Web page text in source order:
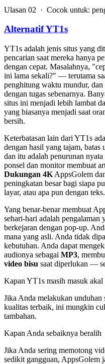
Ulasan 02 · Cocok untuk:
Alternatif YT1s
YT1s adalah jenis situs yang
pencarian saat mereka hanya
dengan cepat. Masalahnya,
ini lama sekali?" — terutama
penghitung waktu mundur,
dengan tugas sebenarnya.
situs ini menjadi lebih lambat
yang biasanya menjadi saat
bersih.
Keterbatasan lain dari YT1s
dengan hasil yang tajam, batas
dan itu adalah penurunan
ponsel dan monitor membuat
Dukungan 4K AppsGolem
peningkatan besar bagi siapa
layar, atau apa pun dengan teks.
Yang benar-benar membuat
sehari-hari adalah
berkejaran dengan pop-up.
mana yang asli. Anda tidak
kebutuhan. Anda dapat
audionya sebagai MP3,
video bisu saat diperlukan —
Kapan YT1s masih masuk akal
Jika Anda melakukan unduhan
kualitas terbaik, ini mungkin
tambahan.
Kapan Anda sebaiknya beralih
Jika Anda sering memotong
sedikit gangguan, AppsGolem